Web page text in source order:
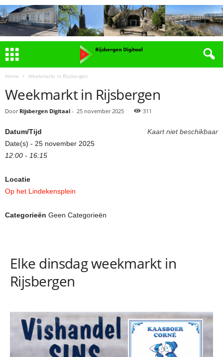
Home Weekmarkt in Rijsbergen
Weekmarkt in Rijsbergen
Door Rijsbergen Digitaal - 25 november 2025 311
Kaart niet beschikbaar
Datum/Tijd
Date(s) - 25 november 2025
12:00 - 16:15
Locatie
Op het Lindekensplein
Categorieën Geen Categorieën
Elke dinsdag weekmarkt in
Rijsbergen